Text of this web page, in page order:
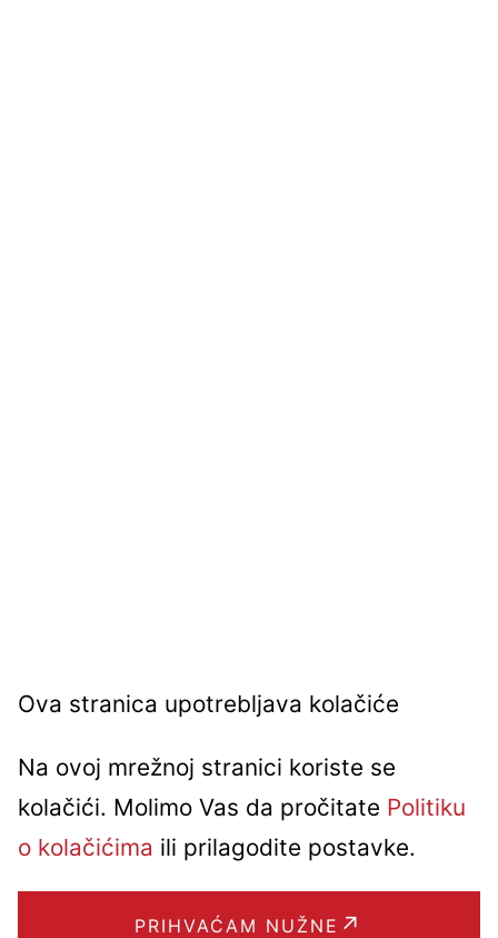
Ova stranica upotrebljava kolačiće
Na ovoj mrežnoj stranici koriste se
kolačići. Molimo Vas da pročitate Politiku
o kolačićima ili prilagodite postavke.
PRIHVAĆAM NUŽNE